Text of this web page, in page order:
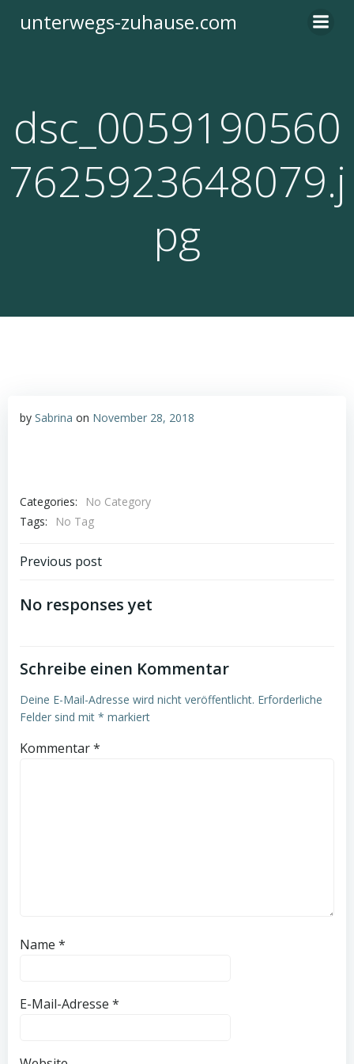
Inhalt
unterwegs-zuhause.com
dsc_0059190560
7625923648079.j
pg
by Sabrina on November 28, 2018
Categories:
No Category
Tags:
No Tag
Post
navigation
Previous post
No responses yet
Schreibe einen Kommentar
Deine E-Mail-Adresse wird nicht veröffentlicht. Erforderliche
Felder sind mit * markiert
Kommentar*
Name *
E-Mail-Adresse *